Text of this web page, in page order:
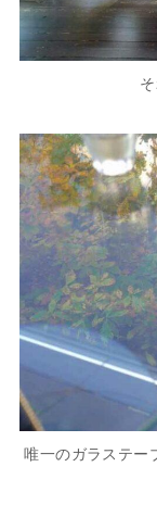
唯一のガラステー